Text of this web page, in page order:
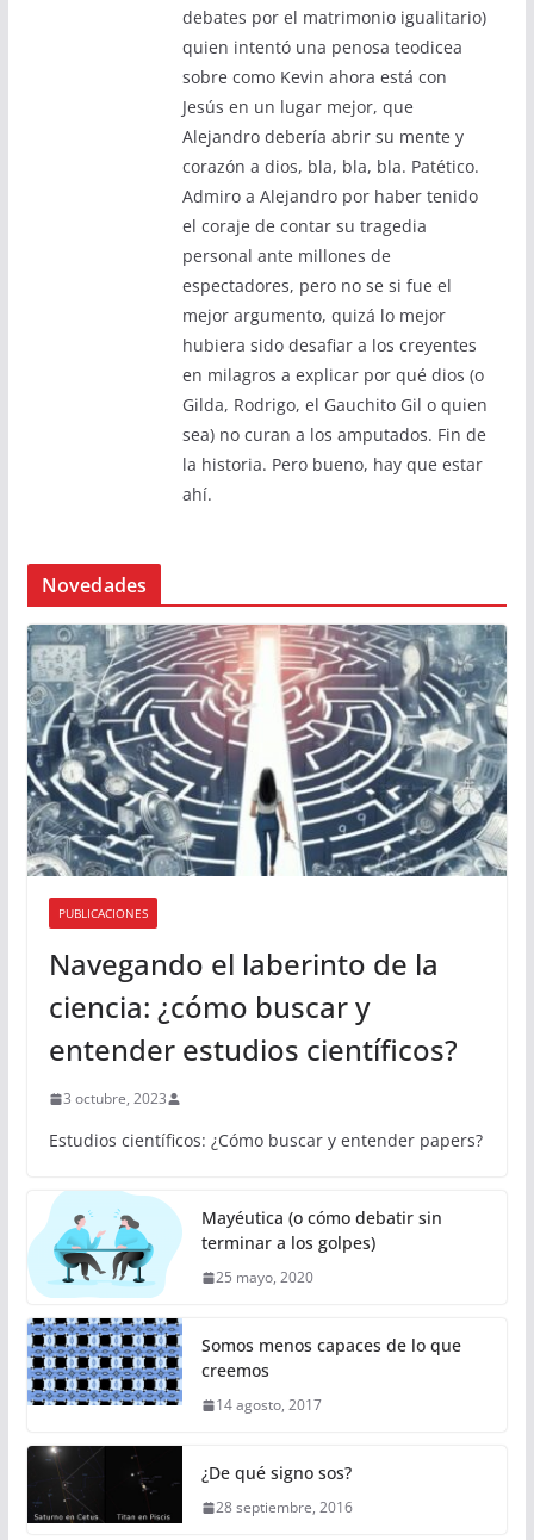
debates por el matrimonio igualitario)
quien intentó una penosa teodicea
sobre como Kevin ahora está con
Jesús en un lugar mejor, que
Alejandro debería abrir su mente y
corazón a dios, bla, bla, bla. Patético.
Admiro a Alejandro por haber tenido
el coraje de contar su tragedia
personal ante millones de
espectadores, pero no se si fue el
mejor argumento, quizá lo mejor
hubiera sido desafiar a los creyentes
en milagros a explicar por qué dios (o
Gilda, Rodrigo, el Gauchito Gil o quien
sea) no curan a los amputados. Fin de
la historia. Pero bueno, hay que estar
ahí.
Novedades
PUBLICACIONES
Navegando el laberinto de la
ciencia: ¿cómo buscar y
entender estudios científicos?
3 octubre, 2023
Estudios científicos: ¿Cómo buscar y entender papers?
Mayéutica (o cómo debatir sin
terminar a los golpes)
25 mayo, 2020
Somos menos capaces de lo que
creemos
14 agosto, 2017
¿De qué signo sos?
28 septiembre, 2016